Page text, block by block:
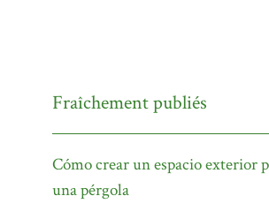
Fraîchement publiés
Cómo crear un espacio exterior
una pérgola